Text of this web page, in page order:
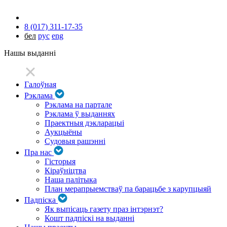
8 (017) 311-17-35
бел рус eng
Нашы выданні
Галоўная
Рэклама
Рэклама на партале
Рэклама ў выданнях
Праектныя дэкларацыі
Аукцыёны
Судовыя рашэнні
Пра нас
Гісторыя
Кіраўніцтва
Наша палітыка
План мерапрыемстваў па барацьбе з карупцыяй
Падпіска
Як выпісаць газету праз інтэрнэт?
Кошт падпіскі на выданні